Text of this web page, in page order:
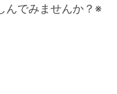
んでみませんか？※